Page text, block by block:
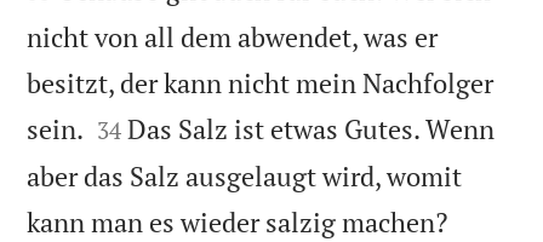
nicht von all dem abwendet, was er
besitzt, der kann nicht mein Nachfolger
sein. 

34 Das Salz ist etwas Gutes. Wenn
aber das Salz ausgelaugt wird, womit
kann man es wieder salzig machen?